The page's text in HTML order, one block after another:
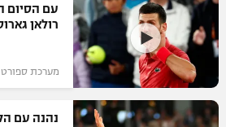
גביע הטוטו
ליגיונרים
גביע המדינה
ליגת האלופות
ליגה אירופית
ליגה אנגלית
כדורסל ישראלי
ליגת ווינר סל
ליגה לאומית
כדורסל עולמי
NBA
עם הסיום
רולאן
מערכת ספורט 1 | לפני 2 שנים
נהנה עם